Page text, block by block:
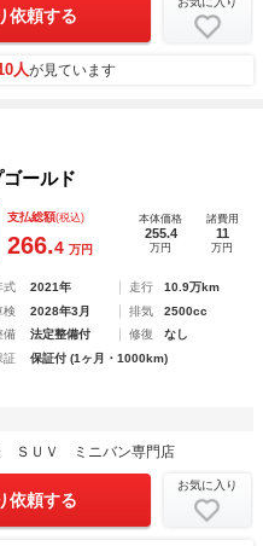
依頼する
人が見ています
ールド
支払総額(税込)
266.4 万円
本体価格
255.4
万円
諸費用
11
万円
式 2021年 走行
10.9万km
検
2028年3月 排気
2500cc
備
法定整備付 修復
なし
証
保証付 (1ヶ月・1000km)
ＳＵＶ ミニバン専門店
依頼する
お気に入り